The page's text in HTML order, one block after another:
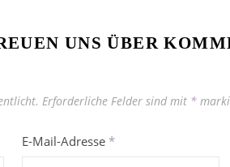
UNS ÜBER
Erforderliche Felder sind mit *
E-Mail-Adresse *